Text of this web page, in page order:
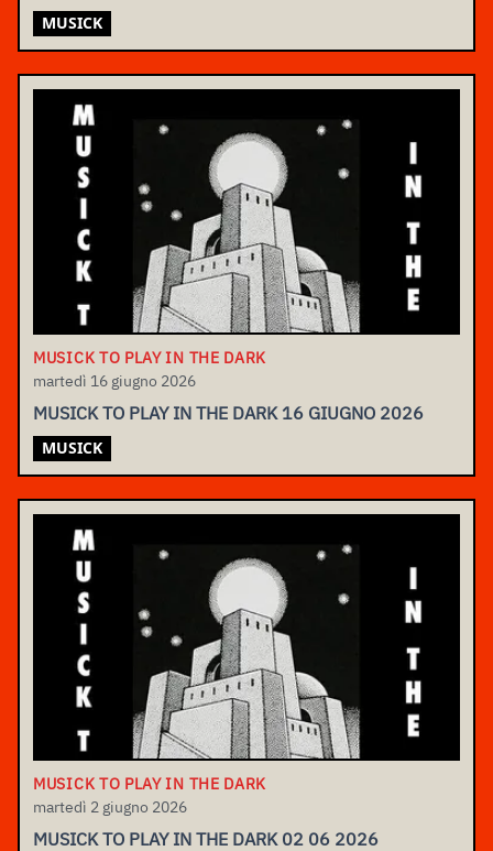
MUSICK
MUSICK TO PLAY IN THE DARK
martedì 16 giugno 2026
MUSICK TO PLAY IN THE DARK 16 GIUGNO 2026
MUSICK
MUSICK TO PLAY IN THE DARK
martedì 2 giugno 2026
MUSICK TO PLAY IN THE DARK 02 06 2026